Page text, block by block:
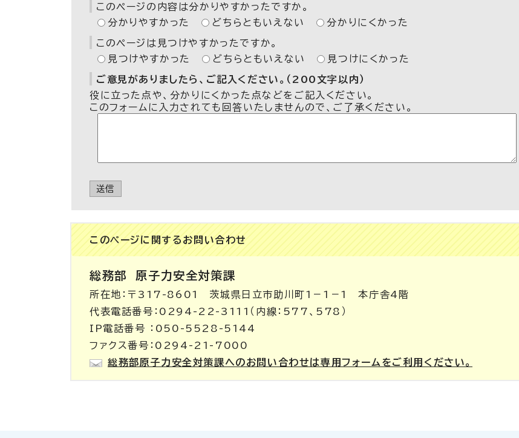
このページの内容は分かりやすかったですか。
分かりやすかった
どちらともいえない 分かりにくかった
このページは見つけやすかったですか。
見つけやすかった
どちらともいえない 見つけにくかった
ご意見がありましたら、ご記入ください。（200文字以内）
役に立った点や、分かりにくかった点などをご記入ください。
このフォームに入力されても回答いたしませんので、ご了承ください。
送信
このページに関する お問い合わせ
総務部 原子力安全対策課
所在地：〒317-8601 茨城県日立市助川町1－1－1 本庁舎4階
代表電話番号：0294-22-3111（内線：577、578）
IP電話番号 ：050-5528-5144
ファクス番号：0294-21-7000
総務部原子力安全対策課へのお問い合わせは専用フォームをご利用ください。